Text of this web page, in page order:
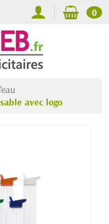
0
avec logo